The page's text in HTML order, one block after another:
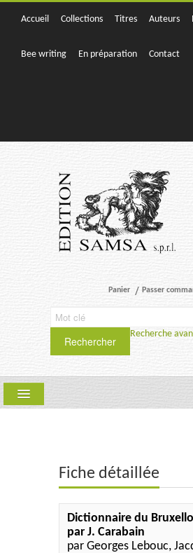
Accueil Collections Titres Auteurs
Bee writing En préparation Contact
Panier Passer
Rechercher
Recherche
SCIENCES HUMAINES ET SOCIALES
TEXTYLES-CIEL
Fiche détaillée
Dictionnaire du
par J. Carabain
par Georges Lebouc,